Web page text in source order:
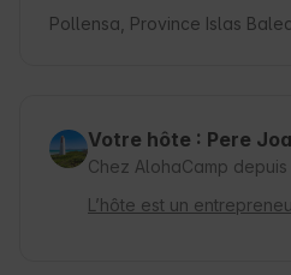
Pollensa, Province Islas
Votre hôte : Pere
Chez AlohaCamp
L’hôte est un